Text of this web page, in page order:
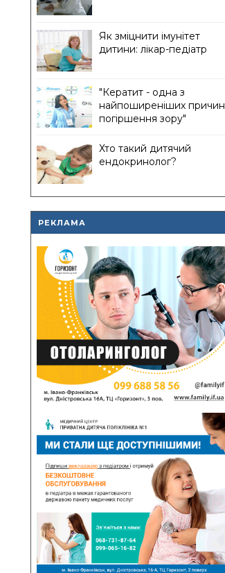
Як зміцнити імунітет
дитини: лікар-педіатр
"Кератит - одна з
найпоширеніших причин
погіршення зору"
Хто такий дитячий
ендокринолог?
РЕКЛАМА